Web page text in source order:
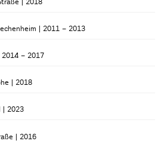
| 2018
| 2011 – 2013
2014 – 2017
| 2018
| 2023
| 2016